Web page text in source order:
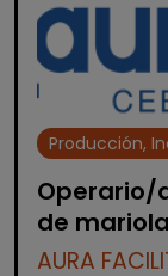
Producción,
Operario/
de
AURA